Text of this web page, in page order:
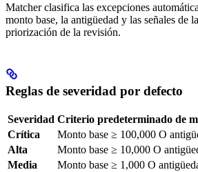
Matcher clasifica las excepciones
monto base, la antigüedad y las señales de
priorización de la revisión.
Reglas de severidad por defecto
Severidad Criterio predeterminado de
Crítica
Monto base ≥ 100,000 O
Alta
Monto base ≥ 10,000 O
Media
Monto base ≥ 1,000 O